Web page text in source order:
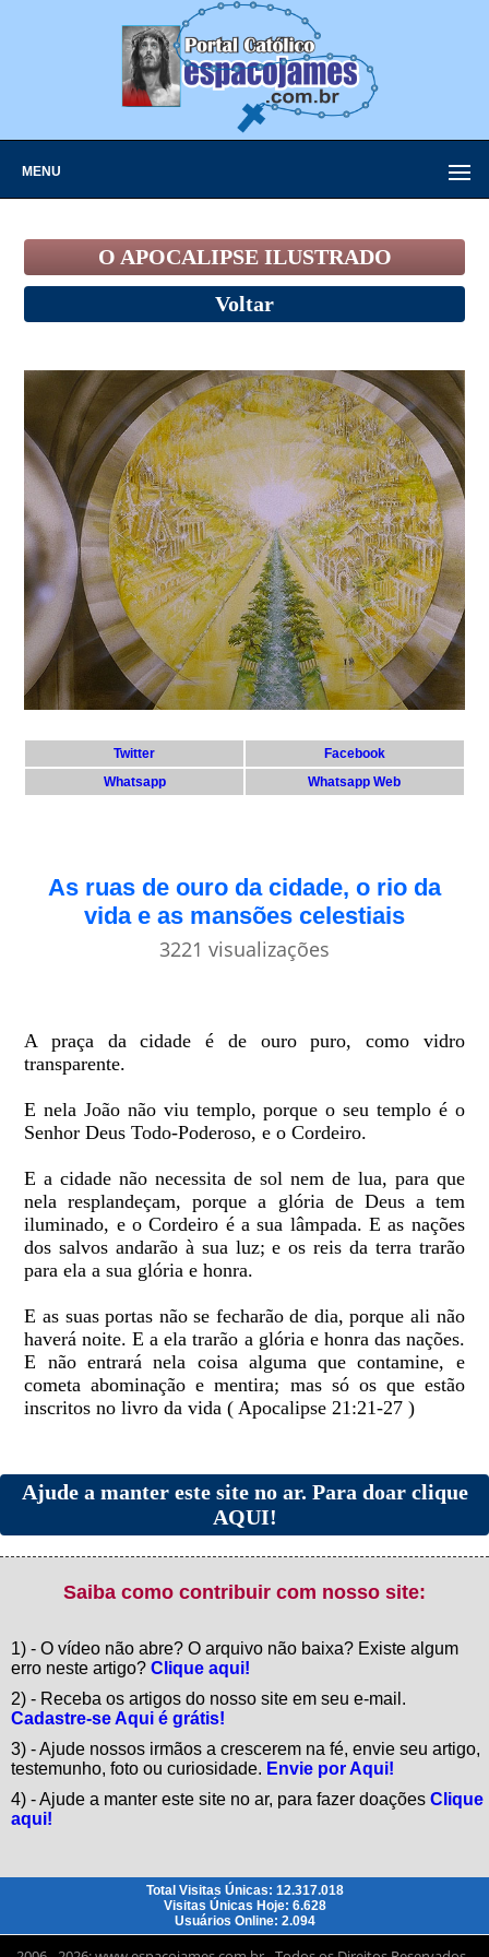
MENU
O APOCALIPSE ILUSTRADO
Voltar
Twitter
Facebook
Whatsapp
Whatsapp Web
As ruas de ouro da cidade, o rio da
vida e as mansões celestiais
3221 visualizações
A praça da cidade é de ouro puro, como vidro
transparente.
E nela João não viu templo, porque o seu templo é o
Senhor Deus Todo-Poderoso, e o Cordeiro.
E a cidade não necessita de sol nem de lua, para que
nela resplandeçam, porque a glória de Deus a tem
iluminado, e o Cordeiro é a sua lâmpada. E as nações
dos salvos andarão à sua luz; e os reis da terra trarão
para ela a sua glória e honra.
E as suas portas não se fecharão de dia, porque ali não
haverá noite. E a ela trarão a glória e honra das nações.
E não entrará nela coisa alguma que contamine, e
cometa abominação e mentira; mas só os que estão
inscritos no livro da vida ( Apocalipse 21:21-27 )
Ajude a manter este site no ar. Para doar clique
AQUI!
Saiba como contribuir com nosso site:
1) - O vídeo não abre? O arquivo não baixa? Existe algum
erro neste artigo? Clique aqui!
2) - Receba os artigos do nosso site em seu e-mail.
Cadastre-se Aqui é grátis!
3) - Ajude nossos irmãos a crescerem na fé, envie seu artigo,
testemunho, foto ou curiosidade. Envie por Aqui!
4) - Ajude a manter este site no ar, para fazer doações Clique
aqui!
Total Visitas Únicas: 12.317.018
Visitas Únicas Hoje: 6.628
Usuários Online: 2.094